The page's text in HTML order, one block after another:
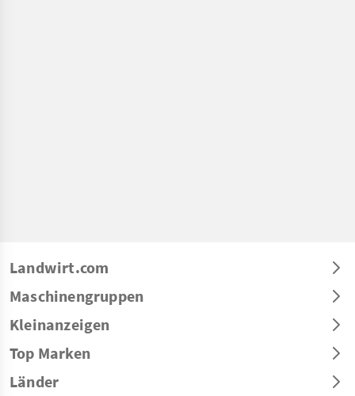
Landwirt.com
Maschinengruppen
Kleinanzeigen
Top Marken
Länder